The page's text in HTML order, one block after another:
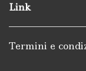
Link
Termini e